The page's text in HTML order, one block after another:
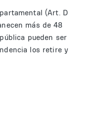
(Art. D
más de 48
pueden ser
los retire y